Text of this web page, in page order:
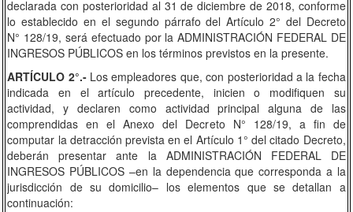
declarada con posterioridad al 31 de diciembre de 2018, conforme
lo establecido en el segundo párrafo del Artículo 2° del Decreto
N° 128/19, será efectuado por la ADMINISTRACIÓN FEDERAL DE
INGRESOS PÚBLICOS en los términos previstos en la presente.
ARTÍCULO 2°.-Los empleadores que, con posterioridad a la fecha
indicada en el artículo precedente, inicien o modifiquen su
actividad, y declaren como actividad principal alguna de las
comprendidas en el Anexo del Decreto N° 128/19, a fin de
computar la detracción prevista en el Artículo 1° del citado Decreto,
deberán presentar ante la ADMINISTRACIÓN FEDERAL DE
INGRESOS PÚBLICOS –en la dependencia que corresponda a la
jurisdicción de su domicilio– los elementos que se detallan a
continuación: